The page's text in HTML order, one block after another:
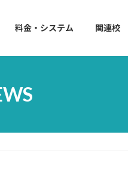
料金・システム 関連校